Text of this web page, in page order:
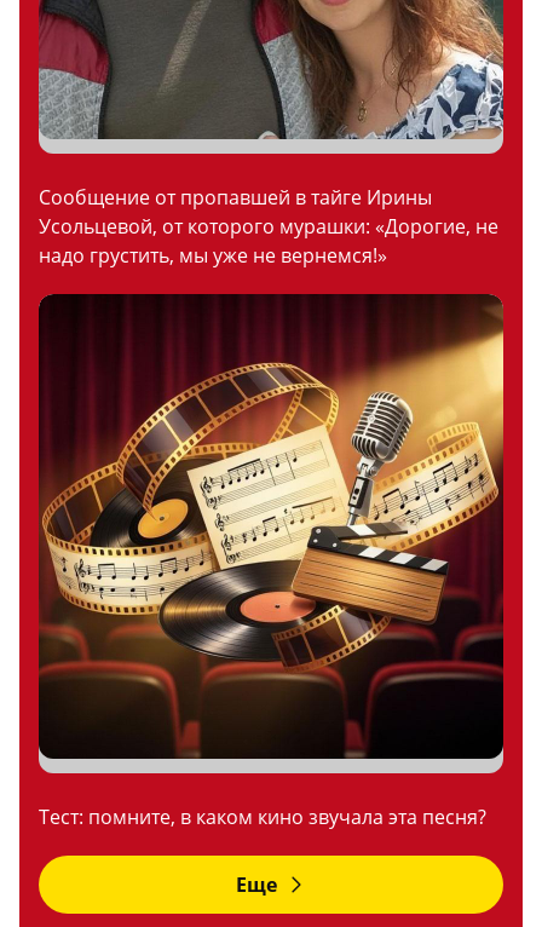
Сообщение от пропавшей в тайге Ирины
Усольцевой, от которого мурашки: «Дорогие, не
надо грустить, мы уже не вернемся!»
Тест: помните, в каком кино звучала эта песня?
Еще